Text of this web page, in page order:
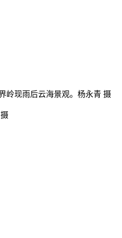
岭现雨后云海景观。杨永青 摄